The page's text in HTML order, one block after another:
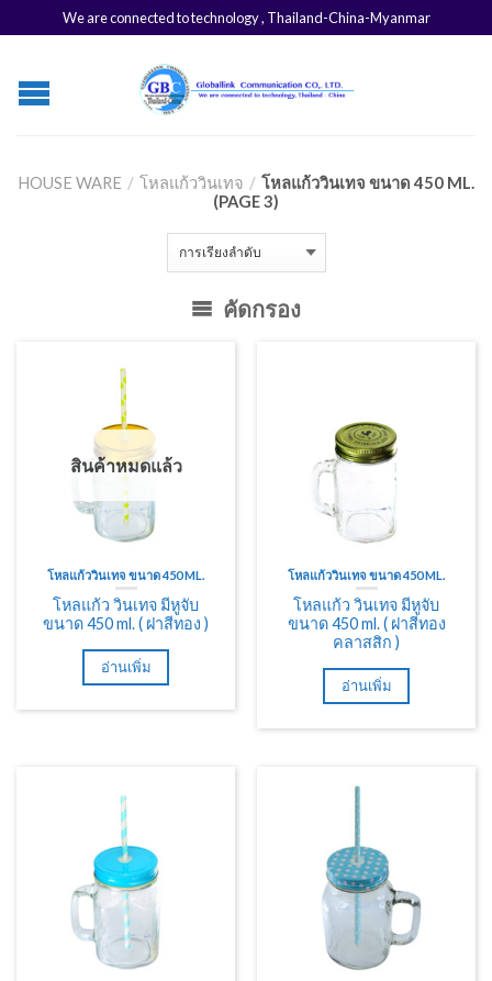
We are connected to technology , Thailand-China-Myanmar
HOUSE WARE / โหลแก้ววินเทจ / โหลแก้ววินเทจ ขนาด 450 ML.
(PAGE 3)
คัดกรอง
สินค้าหมดแล้ว
โหลแก้ววินเทจ ขนาด 450 ML.
โหลแก้ว วินเทจ มีหูจับ
ขนาด 450 ml. ( ฝาสีทอง )
อ่านเพิ่ม
โหลแก้ววินเทจ ขนาด 450 ML.
โหลแก้ว วินเทจ มีหูจับ
ขนาด 450 ml. ( ฝาสีทอง
คลาสสิก )
อ่านเพิ่ม